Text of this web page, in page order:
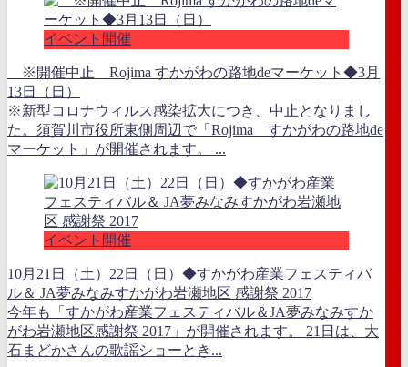
イベント開催
※開催中止 Rojima すかがわの路地deマーケット◆3月
13日（日）
※新型コロナウィルス感染拡大につき、中止となりまし
た。須賀川市役所東側周辺で「Rojima すかがわの路地de
マーケット」が開催されます。 ...
イベント開催
10月21日（土）22日（日）◆すかがわ産業フェスティバ
ル＆ JA夢みなみすかがわ岩瀬地区 感謝祭 2017
今年も「すかがわ産業フェスティバル＆JA夢みなみすか
がわ岩瀬地区感謝祭 2017」が開催されます。 21日は、大
石まどかさんの歌謡ショーとき...